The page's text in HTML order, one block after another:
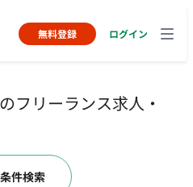
無料登録 ログイン
フリーランス求人・
条件検索